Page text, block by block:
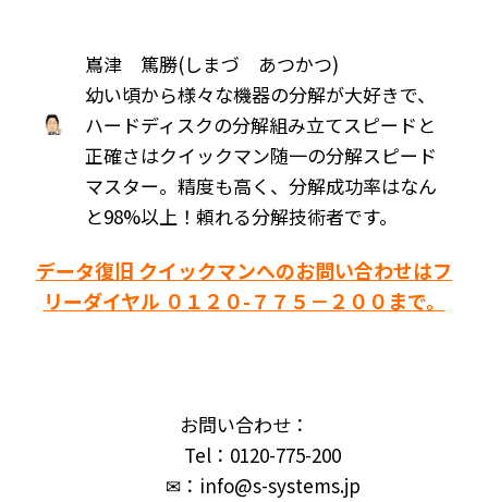
嶌津 篤勝(しまづ あつかつ)
幼い頃から様々な機器の分解が大好きで、
ハードディスクの分解組み立てスピードと
正確さはクイックマン随一の分解スピード
マスター。精度も高く、分解成功率はなん
と98%以上！頼れる分解技術者です。
データ復旧 クイックマンへのお問い合わせはフ
リーダイヤル ０１２０-７７５－２００まで。
お問い合わせ：
Tel：0120-775-200
✉：info@s-systems.jp